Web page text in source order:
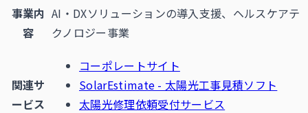
事業内
容
AI・DXソリューションの導入支援、ヘルスケアテ
クノロジー事業
関連サ
ービス
コーポレートサイト
SolarEstimate - 太陽光工事見積ソフト
太陽光修理依頼受付サービス